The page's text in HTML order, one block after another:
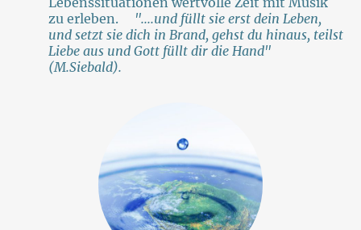
zu erleben. "....und füllt sie erst dein Leben,
und setzt sie dich in Brand, gehst du hinaus, teilst
Liebe aus und Gott füllt dir die Hand"
(M.Siebald).